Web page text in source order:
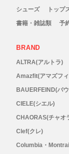
SALOMON(サロモ
Simply
STATIC(スタティ
THE NORTH
シューズ トップ
書籍・雑誌類
予
BRAND
ALTRA(アルトラ)
Amazfit(アマズフ
BAUERFEIND(バ
CIELE(シエル)
CHAORAS(チャオ
Clef(クレ)
Columbia・